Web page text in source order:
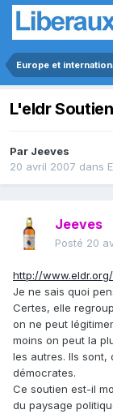
Europe et
L'eldr
Par Jeeves
20 avril 2007 dans
Jeeves
Posté 20
http://
Je ne sais quoi
Certes, elle
on ne peut
moins on peut la
les autres. Ils sont,
démocrates.
Ce soutien est-il
du paysage